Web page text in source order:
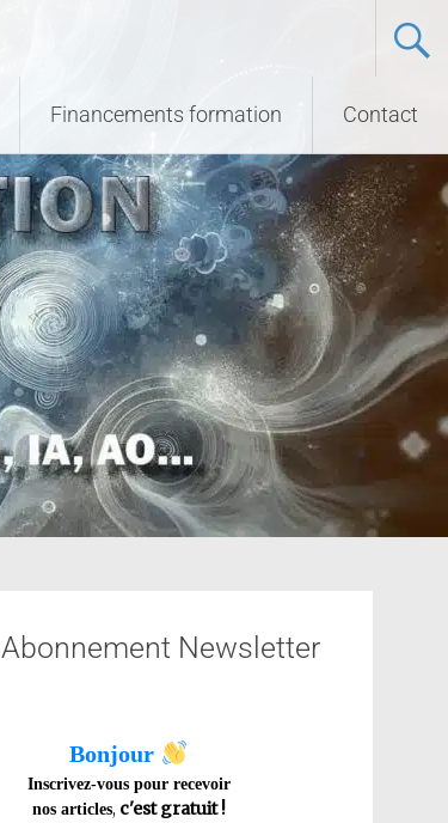
Financements formation Contact
Abonnement Newsletter
Bonjour
Inscrivez-vous pour recevoir
nos articles, c'est gratuit !